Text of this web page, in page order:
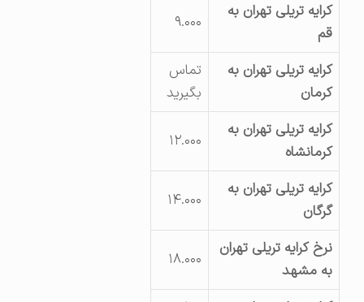
کرایه تریلی تهران به
۹.۰۰۰
کرایه تریلی تهران به
کرمان
تماس
بگیرید
کرایه تریلی تهران به
کرمانشاه
۱۲.۰۰۰
کرایه تریلی تهران به
گرگان
۱۴.۰۰۰
نرخ کرایه تریلی تهران
به مشهد
۱۸.۰۰۰